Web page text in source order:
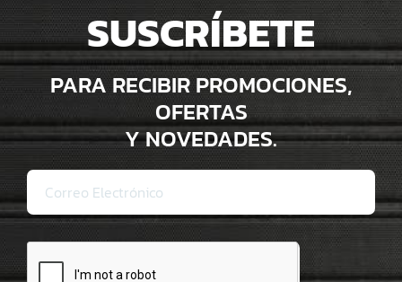
SUSCRÍBETE
PARA RECIBIR PROMOCIONES,
OFERTAS
Y NOVEDADES.